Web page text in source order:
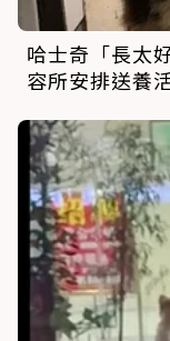
哈士奇「長太
容所安排送養